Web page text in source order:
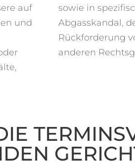
auf
und
sowie in
Abgasskandal,
Rückforderung
anderen